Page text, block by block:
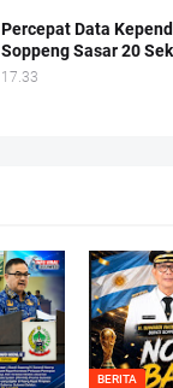
Percepat Data
Soppeng Sasar 20
17.33
BERITA